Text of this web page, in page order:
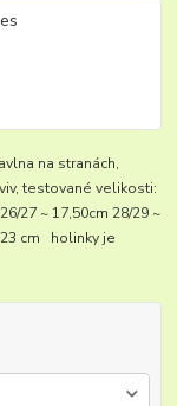
na stranách,
testované velikosti:
27 ~ 17,50cm 28/29 ~
23 cm holinky je